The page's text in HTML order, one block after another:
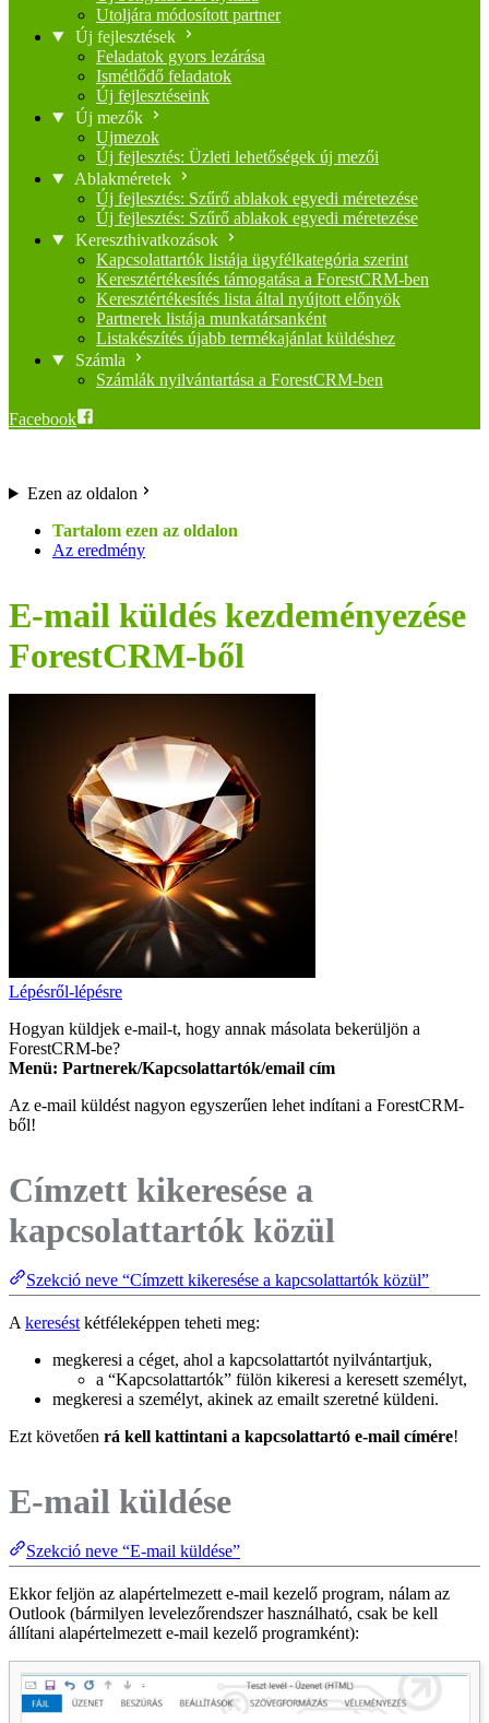
Utoljára módosított partner
Új fejlesztések
Feladatok gyors lezárása
Ismétlődő feladatok
Új fejlesztéseink
Új mezők
Ujmezok
Új fejlesztés: Üzleti lehetőségek új mezői
Ablakméretek
Új fejlesztés: Szűrő ablakok egyedi méretezése
Új fejlesztés: Szűrő ablakok egyedi méretezése
Kereszthivatkozások
Kapcsolattartók listája ügyfélkategória szerint
Keresztértékesítés támogatása a ForestCRM-ben
Keresztértékesítés lista által nyújtott előnyök
Partnerek listája munkatársanként
Listakészítés újabb termékajánlat küldéshez
Számla
Számlák nyilvántartása a ForestCRM-ben
Facebook
Ezen az oldalon
Az eredmény
E-mail küldés kezdeményezése
ForestCRM-ből
Lépésről-lépésre
Hogyan küldjek e-mail-t, hogy annak másolata bekerüljön a
ForestCRM-be?
Menü: Partnerek/Kapcsolattartók/email cím
Az e-mail küldést nagyon egyszerűen lehet indítani a ForestCRM-
ből!
Címzett kikeresése a
kapcsolattartók közül
Szekció neve “Címzett kikeresése a kapcsolattartók közül”
A keresést kétféleképpen teheti meg:
megkeresi a céget, ahol a kapcsolattartót nyilvántartjuk,
a “Kapcsolattartók” fülön kikeresi a keresett személyt,
megkeresi a személyt, akinek az emailt szeretné küldeni.
Ezt követően rá kell kattintani a kapcsolattartó e-mail címére!
E-mail küldése
Szekció neve “E-mail küldése”
Ekkor feljön az alapértelmezett e-mail kezelő program, nálam az
Outlook (bármilyen levelezőrendszer használható, csak be kell
állítani alapértelmezett e-mail kezelő programként):